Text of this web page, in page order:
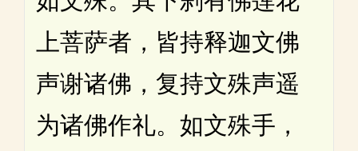
上菩萨者，皆持释迦文佛
声谢诸佛，复持文殊声遥
为诸佛作礼。如文殊手，